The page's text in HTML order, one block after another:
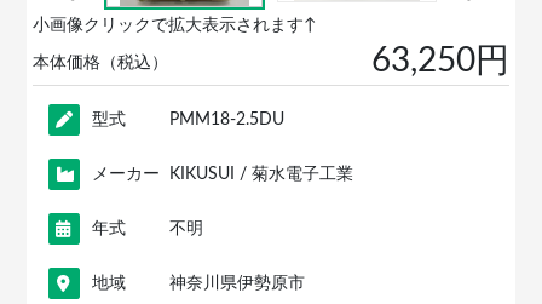
小画像クリックで拡大表示されます↑
本体価格（税込） 63,250円
型式 PMM18-2.5DU
メーカー KIKUSUI / 菊水電子工業
年式 不明
地域 神奈川県伊勢原市